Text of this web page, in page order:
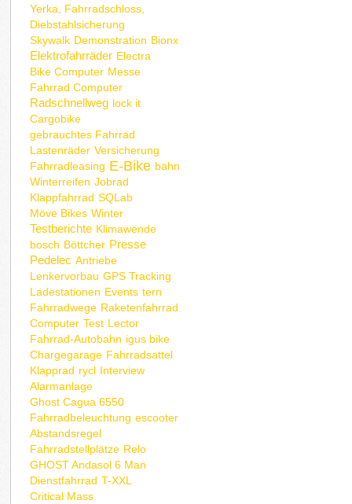
Yerka, Fahrradschloss,
Diebstahlsicherung
Skywalk Demonstration Bionx
Elektrofahrräder Electra
Bike Computer Messe
Fahrrad Computer
Radschnellweg lock it
Cargobike
gebrauchtes Fahrrad
Lastenräder Versicherung
Fahrradleasing E-Bike bahn
Winterreifen Jobrad
Klappfahrrad SQLab
Möve Bikes Winter
Testberichte Klimawende
bosch Böttcher Presse
Pedelec Antriebe
Lenkervorbau GPS Tracking
Ladestationen Events tern
Fahrradwege Raketenfahrrad
Computer Test Lector
Fahrrad-Autobahn igus bike
Chargegarage Fahrradsattel
Klapprad rycl Interview
Alarmanlage
Ghost Cagua 6550
Fahrradbeleuchtung escooter
Abstandsregel
Fahrradstellplätze Relo
GHOST Andasol 6 Man
Dienstfahrrad T-XXL
Critical Mass